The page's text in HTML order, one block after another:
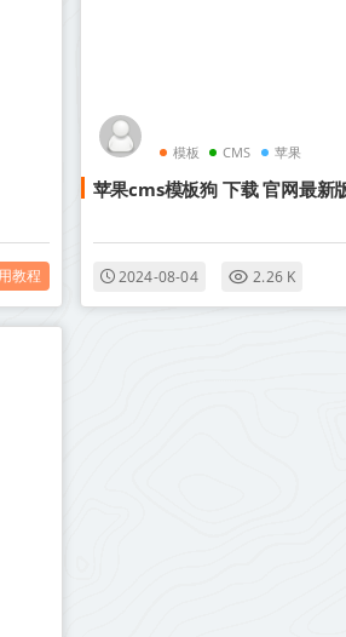
教程
模板 CMS 苹果
苹果cms模板狗 下载 官网最新
2024-08-04 2.26 K